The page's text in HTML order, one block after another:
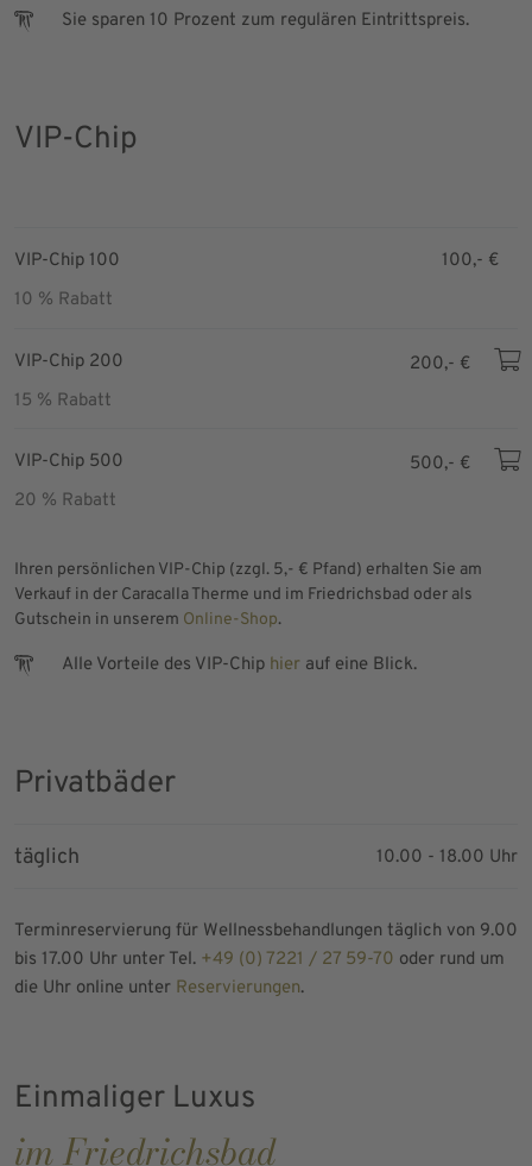
Sie sparen 10 Prozent zum regulären Eintrittspreis.
VIP-Chip
VIP-Chip 100
10 % Rabatt
100,- €
VIP-Chip 200
15 % Rabatt
200,- €
VIP-Chip 500
20 % Rabatt
500,- €
Ihren persönlichen VIP-Chip (zzgl. 5,- € Pfand) erhalten Sie am
Verkauf in der Caracalla Therme und im Friedrichsbad oder als
Gutschein in unserem Online-Shop.
Alle Vorteile des VIP-Chip hier auf eine Blick.
Privatbäder
täglich 10.00 - 18.00 Uhr
Terminreservierung für Wellnessbehandlungen täglich von 9.00
bis 17.00 Uhr unter Tel. +49 (0) 7221 / 27 59-70 oder rund um
die Uhr online unter Reservierungen.
Einmaliger Luxus
im Friedrichsbad